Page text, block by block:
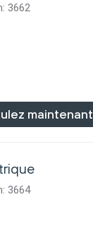
3662
maintenant
3664